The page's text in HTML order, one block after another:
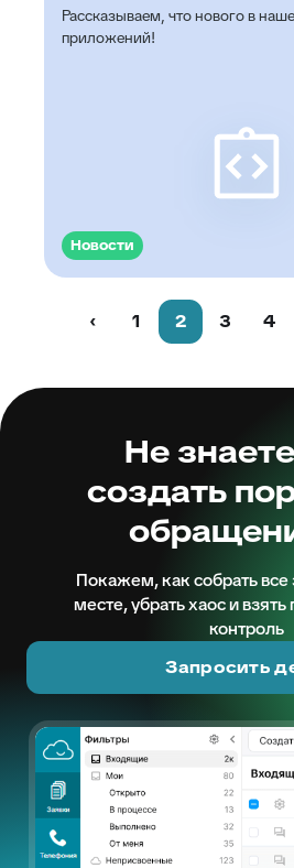
Рассказываем, что нового в
приложений!
Новости
‹ 1 2 3 4
Не
создать
Покажем, как собрать
месте, убрать хаос и
контроль
Запросить